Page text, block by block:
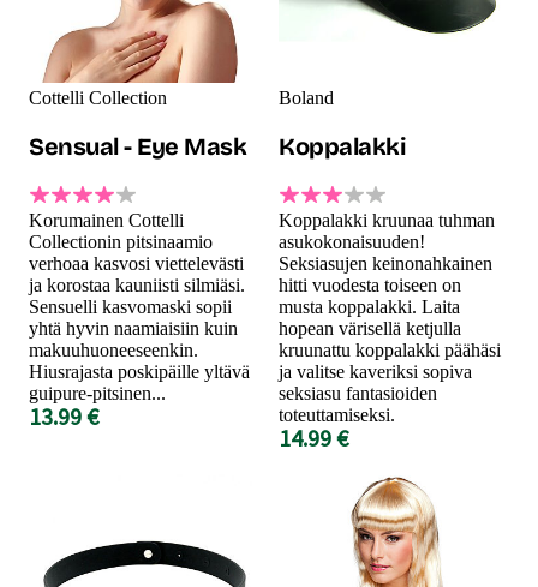
Cottelli Collection
Sensual - Eye Mask
Korumainen Cottelli
Collectionin pitsinaamio
verhoaa kasvosi viettelevästi
ja korostaa kauniisti silmiäsi.
Sensuelli kasvomaski sopii
yhtä hyvin naamiaisiin kuin
makuuhuoneeseenkin.
Hiusrajasta poskipäille yltävä
guipure-pitsinen...
13.99 €
Boland
Koppalakki
Koppalakki kruunaa tuhman
asukokonaisuuden!
Seksiasujen keinonahkainen
hitti vuodesta toiseen on
musta koppalakki. Laita
hopean värisellä ketjulla
kruunattu koppalakki päähäsi
ja valitse kaveriksi sopiva
seksiasu fantasioiden
toteuttamiseksi.
14.99 €